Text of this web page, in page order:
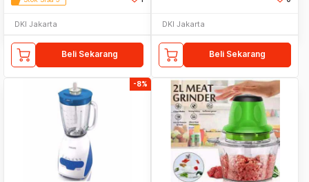
DKI Jakarta
Beli Sekarang
DKI Jakarta
Beli Sekarang
-8%